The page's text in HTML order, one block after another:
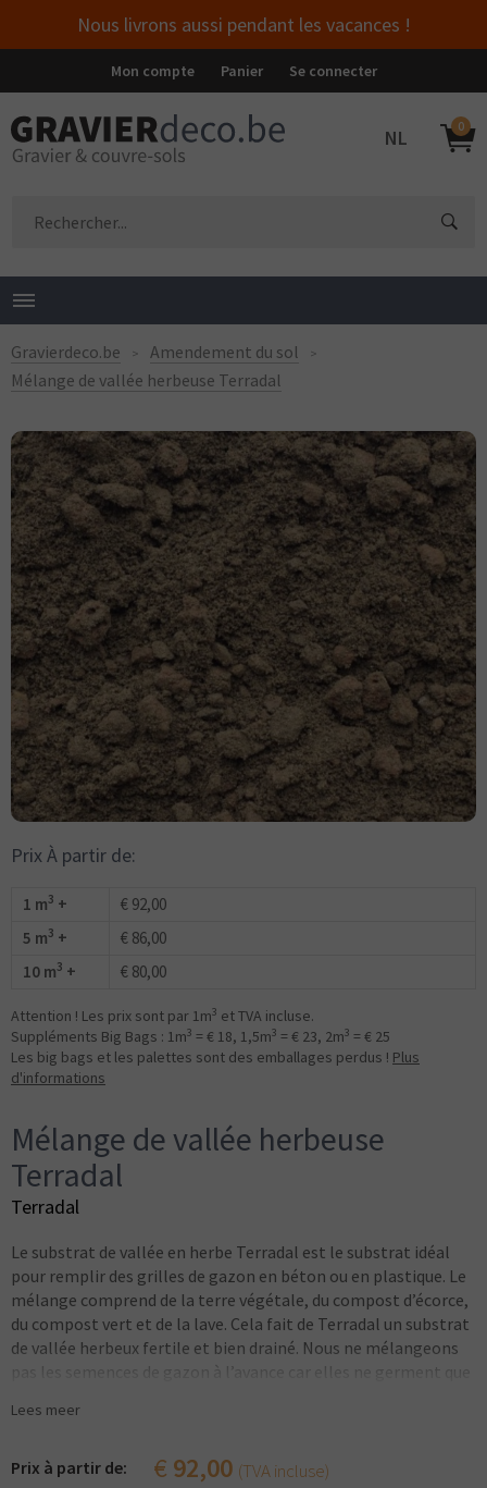
Nous livrons aussi pendant les vacances !
Mon compte Panier Se connecter
NL 0
Gravierdeco.be
Amendement du sol
Mélange de vallée herbeuse Terradal
Prix À partir de:
1 m3 +
€ 92,00
5 m3 +
€ 86,00
10 m3 + € 80,00
Attention ! Les prix sont par 1m3 et TVA incluse.
Suppléments Big Bags : 1m3 = € 18, 1,5m3 = € 23, 2m3 = € 25
Les big bags et les palettes sont des emballages perdus ! Plus
d'informations
Mélange de vallée herbeuse
Terradal
Terradal
Le substrat de vallée en herbe Terradal est le substrat idéal
pour remplir des grilles de gazon en béton ou en plastique. Le
mélange comprend de la terre végétale, du compost d’écorce,
du compost vert et de la lave. Cela fait de Terradal un substrat
de vallée herbeux fertile et bien drainé. Nous ne mélangeons
pas les semences de gazon à l’avance car elles ne germent que
énormément le temps de traitement. Il est préférable de
Lees meer
Prix ​​à partir de: € 92,00 (TVA incluse)